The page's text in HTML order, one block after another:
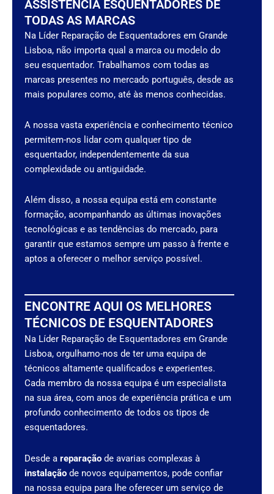
ASSISTÊNCIA ESQUENTADORES DE
TODAS AS MARCAS
Na Líder Reparação de Esquentadores em Grande
Lisboa, não importa qual a marca ou modelo do
seu esquentador. Trabalhamos com todas as
marcas presentes no mercado português, desde as
mais populares como, até às menos conhecidas.
A nossa vasta experiência e conhecimento técnico
permitem-nos lidar com qualquer tipo de
esquentador, independentemente da sua
complexidade ou antiguidade.
Além disso, a nossa equipa está em constante
formação, acompanhando as últimas inovações
tecnológicas e as tendências do mercado, para
garantir que estamos sempre um passo à frente e
aptos a oferecer o melhor serviço possível.
ENCONTRE AQUI OS MELHORES
TÉCNICOS DE ESQUENTADORES
Na Líder Reparação de Esquentadores em Grande
Lisboa, orgulhamo-nos de ter uma equipa de
técnicos altamente qualificados e experientes.
Cada membro da nossa equipa é um especialista
na sua área, com anos de experiência prática e um
profundo conhecimento de todos os tipos de
esquentadores.
Desde a reparação de avarias complexas à
instalação de novos equipamentos, pode confiar
na nossa equipa para lhe oferecer um serviço de